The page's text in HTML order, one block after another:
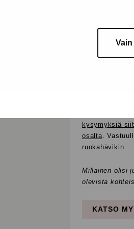
Toinen tärkeä
kysymyksiä
osalta .
ruokahävikin
Millainen olisi
olevista
KATSO